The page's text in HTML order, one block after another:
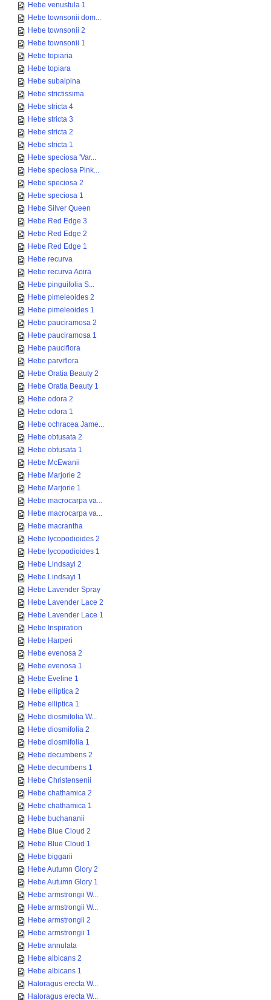
Hebe venustula 1
Hebe townsonii dom...
Hebe townsonii 2
Hebe townsonii 1
Hebe topiaria
Hebe topiara
Hebe subalpina
Hebe strictissima
Hebe stricta 4
Hebe stricta 3
Hebe stricta 2
Hebe stricta 1
Hebe speciosa 'Var...
Hebe speciosa Pink...
Hebe speciosa 2
Hebe speciosa 1
Hebe Silver Queen
Hebe Red Edge 3
Hebe Red Edge 2
Hebe Red Edge 1
Hebe recurva
Hebe recurva Aoira
Hebe pinguifolia S...
Hebe pimeleoides 2
Hebe pimeleoides 1
Hebe pauciramosa 2
Hebe pauciramosa 1
Hebe pauciflora
Hebe parviflora
Hebe Oratia Beauty 2
Hebe Oratia Beauty 1
Hebe odora 2
Hebe odora 1
Hebe ochracea Jame...
Hebe obtusata 2
Hebe obtusata 1
Hebe McEwanii
Hebe Marjorie 2
Hebe Marjorie 1
Hebe macrocarpa va...
Hebe macrocarpa va...
Hebe macrantha
Hebe lycopodioides 2
Hebe lycopodioides 1
Hebe Lindsayi 2
Hebe Lindsayi 1
Hebe Lavender Spray
Hebe Lavender Lace 2
Hebe Lavender Lace 1
Hebe Inspiration
Hebe Harperi
Hebe evenosa 2
Hebe evenosa 1
Hebe Eveline 1
Hebe elliptica 2
Hebe elliptica 1
Hebe diosmifolia W...
Hebe diosmifolia 2
Hebe diosmifolia 1
Hebe decumbens 2
Hebe decumbens 1
Hebe Christensenii
Hebe chathamica 2
Hebe chathamica 1
Hebe buchananii
Hebe Blue Cloud 2
Hebe Blue Cloud 1
Hebe biggarii
Hebe Autumn Glory 2
Hebe Autumn Glory 1
Hebe armstrongii W...
Hebe armstrongii W...
Hebe armstrongii 2
Hebe armstrongii 1
Hebe annulata
Hebe albicans 2
Hebe albicans 1
Haloragus erecta W...
Haloragus erecta W...